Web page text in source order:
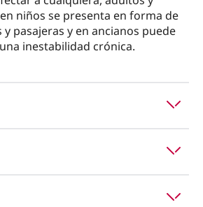
niños se presenta en forma de
pasajeras y en ancianos puede
inestabilidad crónica.